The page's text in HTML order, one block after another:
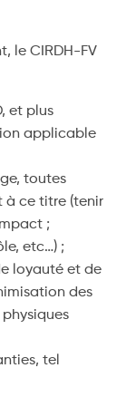
le CIRDH-FV
et plus
applicable
toutes
à ce titre (tenir
;
etc…) ;
loyauté et de
des
tel